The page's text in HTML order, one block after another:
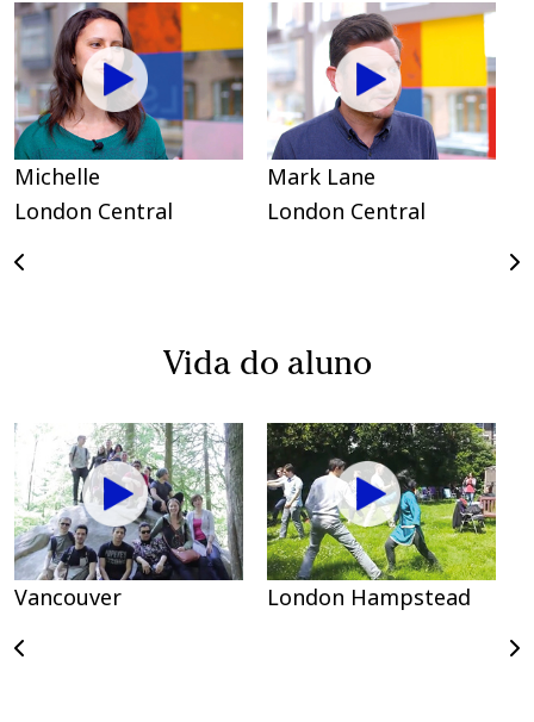
Michelle
London Central
Mark Lane
London Central
Vida do aluno
Vancouver London Hampstead